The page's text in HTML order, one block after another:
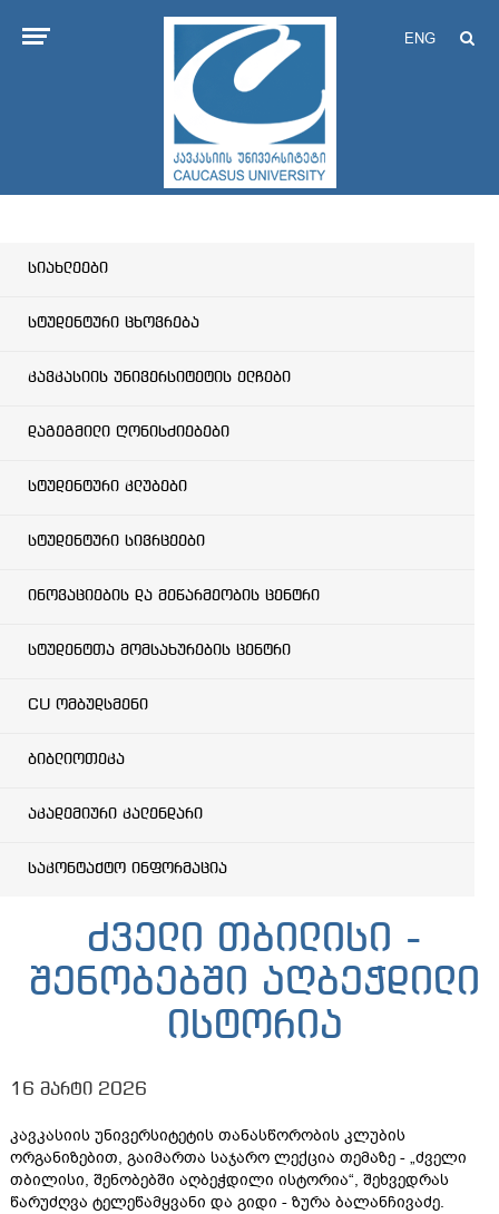
ENG
სიახლეები
სტუდენტური ცხოვრება
კავკასიის უნივერსიტეტის ელჩები
დაგეგმილი ღონისძიებები
სტუდენტური კლუბები
სტუდენტური სივრცეები
ინოვაციების და მეწარმეობის ცენტრი
სტუდენტთა მომსახურების ცენტრი
CU ომბუდსმენი
ბიბლიოთეკა
აკადემიური კალენდარი
საკონტაქტო ინფორმაცია
ძველი თბილისი -
შენობებში აღბეჭდილი
ისტორია
16 მარტი 2026
კავკასიის უნივერსიტეტის თანასწორობის კლუბის
ორგანიზებით, გაიმართა საჯარო ლექცია თემაზე - „ძველი
თბილისი, შენობებში აღბეჭდილი ისტორია“, შეხვედრას
წარუძღვა ტელეწამყვანი და გიდი - ზურა ბალანჩივაძე.